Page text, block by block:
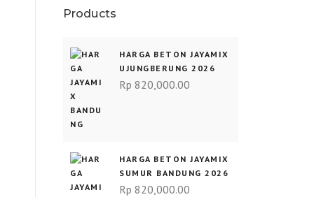
Products
HARGA BETON JAYAMIX
UJUNGBERUNG 2026
Rp 820,000.00
HARGA BETON JAYAMIX
SUMUR BANDUNG 2026
Rp 820,000.00